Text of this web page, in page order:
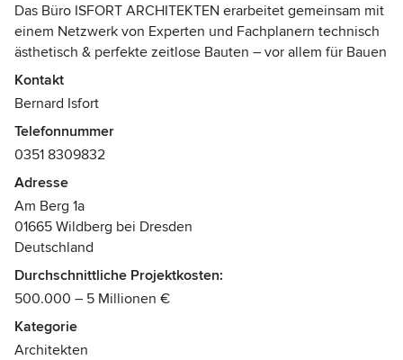
Ausbau) in bester Weise gewährleistet. Deshalb können wir
das Architekturbüro in jeder Hinsicht nur wärmstens
empfehlen.
Das Büro ISFORT ARCHITEKTEN erarbeitet gemeinsam mit
einem Netzwerk von Experten und Fachplanern technisch
ästhetisch & perfekte zeitlose Bauten – vor allem für Bauen
im Bestand, Gewerbe, Industrie und bei öffentlichen
Gebäuden.
Sich mit Orten und deren Räumen auseinander zu setzen,
dabei unseren Bauherren auf dem Weg zu unterstützen zu
verstehen, was deren optimale Lösungen beinhaltet, um
die größten Potenziale des Vorhabens zu ergründen, ist
unser größtes Vergnügen.
gegründeten Büros mit Sitz in Wildberg bei Dresden.
Kontakt
Bernard Isfort
Telefonnummer
0351 8309832
Adresse
Am Berg 1a
01665 Wildberg bei Dresden
Deutschland
Durchschnittliche Projektkosten:
500.000 – 5 Millionen €
Kategorie
Architekten